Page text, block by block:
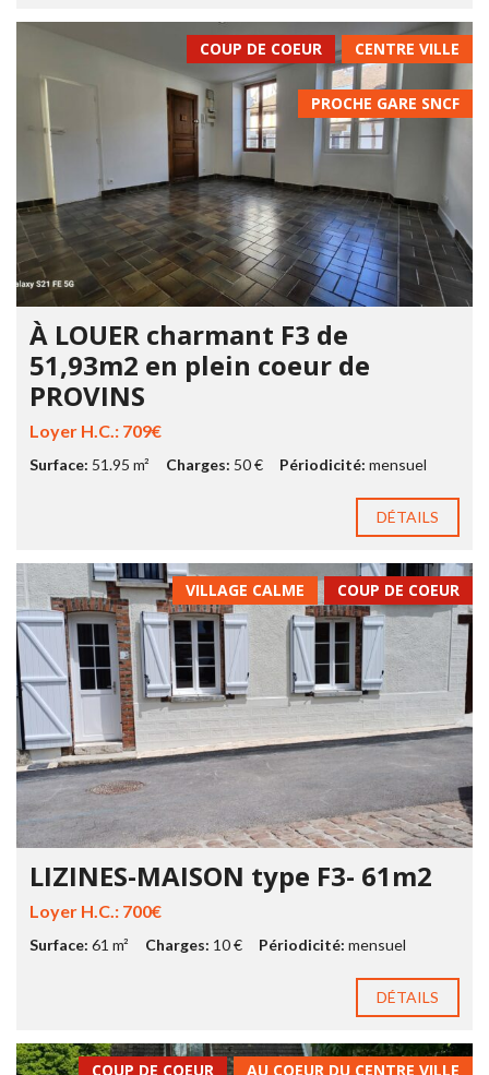
CENTRE VILLE
COUP DE COEUR
PROCHE GARE SNCF
À LOUER charmant F3 de
51,93m2 en plein coeur de
PROVINS
Loyer H.C.: 709€
Surface: 51.95 m² Charges: 50 € Périodicité: mensuel
DÉTAILS
COUP DE COEUR
VILLAGE CALME
LIZINES-MAISON type F3- 61m2
Loyer H.C.: 700€
Surface: 61 m² Charges: 10 € Périodicité: mensuel
DÉTAILS
AU COEUR DU CENTRE VILLE
COUP DE COEUR